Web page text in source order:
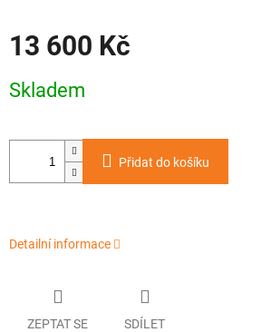
13 600 Kč
cena:
Skladem
Přidat do košíku
Detailní informace
ZEPTAT SE SDÍLET